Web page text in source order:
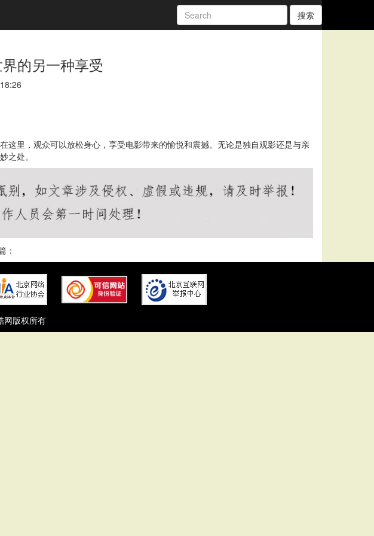
搜索
的另一种享受
里，观众可以放松身心，享受电影带来的愉悦和震撼。无论是独自观影还是与亲
之处。
：
网版权所有